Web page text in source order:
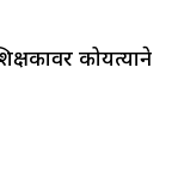
कोयत्याने